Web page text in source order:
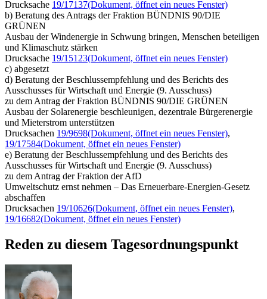
Drucksache 19/17137(Dokument, öffnet ein neues Fenster)
b) Beratung des Antrags der Fraktion BÜNDNIS 90/DIE
GRÜNEN
Ausbau der Windenergie in Schwung bringen, Menschen beteiligen
und Klimaschutz stärken
Drucksache 19/15123(Dokument, öffnet ein neues Fenster)
c) abgesetzt
d) Beratung der Beschlussempfehlung und des Berichts des
Ausschusses für Wirtschaft und Energie (9. Ausschuss)
zu dem Antrag der Fraktion BÜNDNIS 90/DIE GRÜNEN
Ausbau der Solarenergie beschleunigen, dezentrale Bürgerenergie
und Mieterstrom unterstützen
Drucksachen 19/9698(Dokument, öffnet ein neues Fenster),
19/17584(Dokument, öffnet ein neues Fenster)
e) Beratung der Beschlussempfehlung und des Berichts des
Ausschusses für Wirtschaft und Energie (9. Ausschuss)
zu dem Antrag der Fraktion der AfD
Umweltschutz ernst nehmen – Das Erneuerbare-Energien-Gesetz
abschaffen
Drucksachen 19/10626(Dokument, öffnet ein neues Fenster),
19/16682(Dokument, öffnet ein neues Fenster)
Reden zu diesem Tagesordnungspunkt